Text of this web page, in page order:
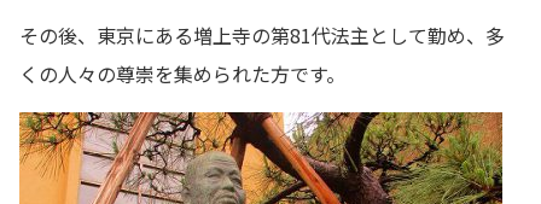
その後、東京にある増上寺の第81代法主として勤め、多
くの人々の尊崇を集められた方です。